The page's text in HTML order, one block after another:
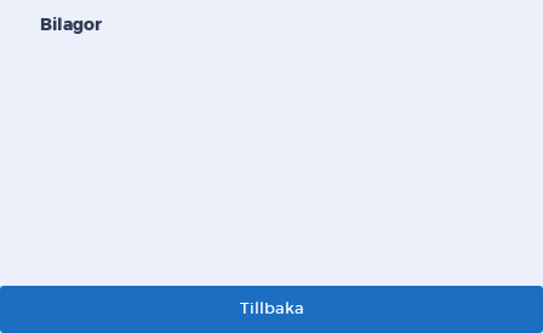
Bilagor
Tillbaka